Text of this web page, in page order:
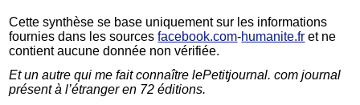
Cette synthèse se base uniquement sur les informations
fournies dans les sourcesfacebook.com‑humanite.fr et ne
contient aucune donnée non vérifiée.
Et un autre qui me fait connaître lePetitjournal. com journal
présent à l’étranger en 72 éditions.